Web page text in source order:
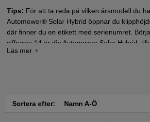
Tips: För att ta reda på vilken årsmodell du
Automower® Solar Hybrid öppnar du
där finner du en etikett med serienumret.
siffrorna 14 är din Automower Solar Hybrid,
Sortera efter: Namn A-Ö